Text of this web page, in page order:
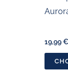
19,99€